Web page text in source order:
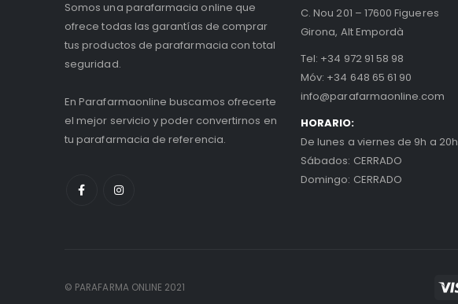
Somos una parafarmacia online que
ofrece todas las garantías de comprar
tus productos de parafarmacia con total
seguridad.
En Parafarmaonline buscamos ofrecerte
el mejor servicio y poder convertirnos en
tu parafarmacia de referencia.
C. Nou 201 – 17600 Figueres
Girona, Alt Empordà
Tel: +34 972 91 58 98
Móv: +34 648 65 61 90
info@parafarmaonline.com
HORARIO:
De lunes a viernes de 9h a 20h
Sábados: CERRADO
Domingo: CERRADO
© PARAFARMA ONLINE 2021